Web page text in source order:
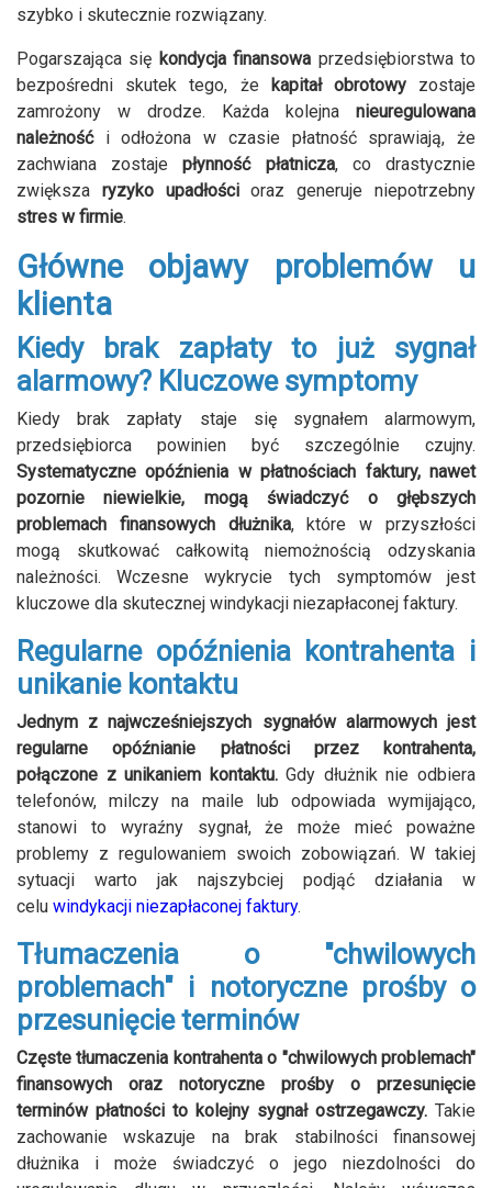
szybko i skutecznie rozwiązany.
Pogarszająca się kondycja finansowa przedsiębiorstwa to
bezpośredni skutek tego, że kapitał obrotowyzostaje
zamrożony w drodze. Każda kolejna nieuregulowana
należnośći odłożona w czasie płatność sprawiają, że
zachwiana zostajepłynność płatnicza, co drastycznie
zwiększa ryzyko upadłościoraz generuje niepotrzebny
stres w firmie.
Główne objawy problemów u
klienta
Kiedy brak zapłaty to już sygnał
alarmowy? Kluczowe symptomy
Kiedy brak zapłaty staje się sygnałem alarmowym,
przedsiębiorca powinien być szczególnie czujny.
Systematyczne opóźnienia w płatnościach faktury, nawet
pozornie niewielkie, mogą świadczyć o głębszych
problemach finansowych dłużnika, które w przyszłości
mogą skutkować całkowitą niemożnością odzyskania
należności. Wczesne wykrycie tych symptomów jest
kluczowe dla skutecznej windykacji niezapłaconej faktury.
Regularne opóźnienia kontrahenta i
unikanie kontaktu
Jednym z najwcześniejszych sygnałów alarmowych jest
regularne opóźnianie płatności przez kontrahenta,
połączone z unikaniem kontaktu.Gdy dłużnik nie odbiera
telefonów, milczy na maile lub odpowiada wymijająco,
stanowi to wyraźny sygnał, że może mieć poważne
problemy z regulowaniem swoich zobowiązań. W takiej
sytuacji warto jak najszybciej podjąć działania w
celu windykacji niezapłaconej faktury.
Tłumaczenia o "chwilowych
problemach" i notoryczne prośby o
przesunięcie terminów
Częste tłumaczenia kontrahenta o "chwilowych problemach"
finansowych oraz notoryczne prośby o przesunięcie
terminów płatności to kolejny sygnał ostrzegawczy. Takie
zachowanie wskazuje na brak stabilności finansowej
dłużnika i może świadczyć o jego niezdolności do